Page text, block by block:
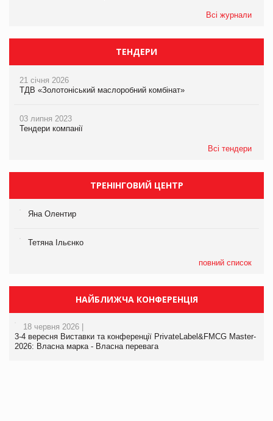
Всі журнали
ТЕНДЕРИ
21 січня 2026
ТДВ «Золотоніський маслоробний комбінат»
03 липня 2023
Тендери компанії
Всі тендери
ТРЕНІНГОВИЙ ЦЕНТР
Яна Олентир
Тетяна Ільєнко
повний список
НАЙБЛИЖЧА КОНФЕРЕНЦІЯ
18 червня 2026 |
3-4 вересня Виставки та конференції PrivateLabel&FMCG Master-
2026: Власна марка - Власна перевага